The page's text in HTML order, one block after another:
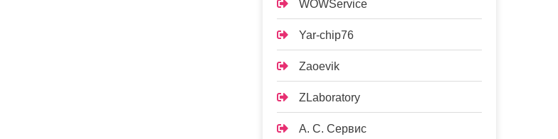
WOWService
Yar-chip76
Zaoevik
ZLaboratory
А. С. Сервис